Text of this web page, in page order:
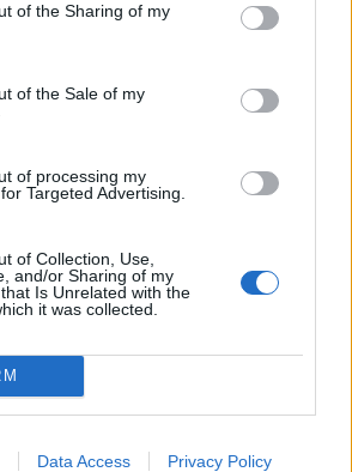
of the Sharing of my
of the Sale of my
of processing my
Targeted Advertising.
of Collection, Use,
and/or Sharing of my
Is Unrelated with the
it was collected.
Data Access Privacy Policy
egy gyűlölt,
vadállattá
egyetlen valódi megoldás
visszalövése az optimális
István gyergyószentmiklósi
nemcsak a medvékről.